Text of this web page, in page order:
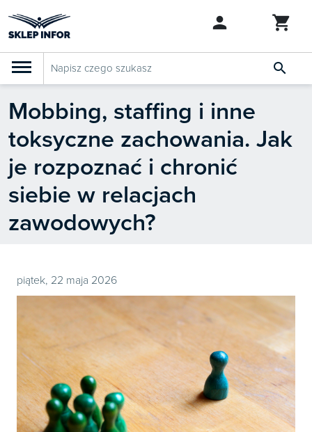
PRODUKTY


Klasyfikacja budżetowa 2027
Szkolenia
Abonamenty
KSeF
Dziennik Gazeta Prawna
Bestsellery
Nowości 
Zapowiedzi 
Prenumerata 2026 
Szkolenia 
Mobbing, staffing i inne
toksyczne zachowania. Jak
je rozpoznać i chronić
siebie w relacjach
zawodowych?
piątek, 22 maja 2026